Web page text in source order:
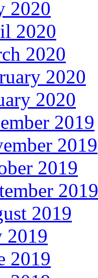
2020
2020
2020
2020
2020
2019
2019
2019
2019
2019
2019
2019